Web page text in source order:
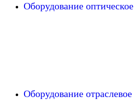
Оборудование оптическое
Оборудование отраслевое